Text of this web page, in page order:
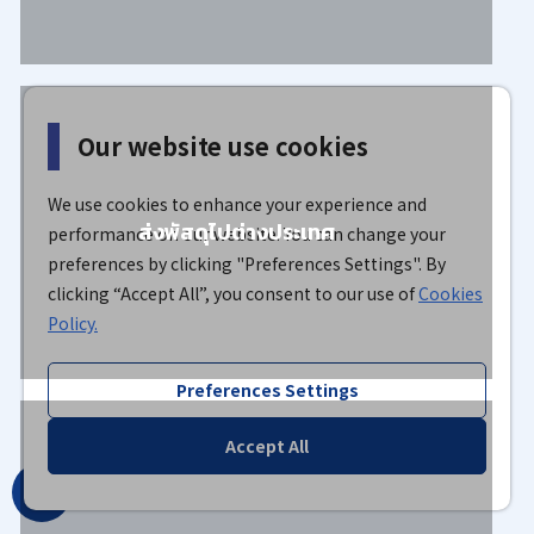
ส่งพัสดุไปต่างประเทศ
Our website use cookies
We use cookies to enhance your experience and
performance on our website. You can change your
preferences by clicking "Preferences Settings". By
clicking “Accept All”, you consent to our use ofCookies
Policy.
Preferences Settings
Accept All